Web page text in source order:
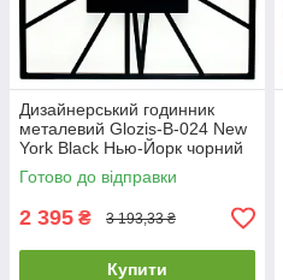
Дизайнерський годинник
металевий Glozis-B-024 New
York Black Нью-Йорк чорний
(35 см) [Метал, Відкритий,
Готово до відправки
2 395 ₴ 3 193,33 ₴
Купити